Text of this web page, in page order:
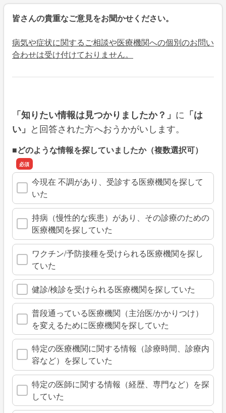
皆さんの貴重なご意見をお聞かせください。
病気や症状に関するご相談や医療機関への個別のお問い
合わせは受け付けておりません。
「知りたい情報は見つかりましたか？」 に 「は
い」 と回答された方へおうかがいします。
■どのような情報を探していましたか（複数選択可）
今現在 不調があり、受診する医療機関を探して
いた
持病（慢性的な疾患）があり、その診療のための
医療機関を探していた
ワクチン/予防接種を受けられる医療機関を探し
ていた
健診/検診を受けられる医療機関を探していた
普段通っている医療機関（主治医/かかりつけ）
を変えるために医療機関を探していた
特定の医療機関に関する情報（診療時間、診療内
容など）を探していた
特定の医師に関する情報（経歴、専門など）を探
していた